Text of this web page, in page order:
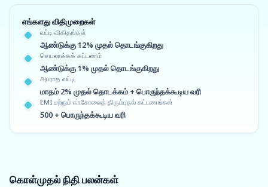
எங்களது விதிமுறைகள்
வட்டி விகிதங்கள்
ஆண்டுக்கு 12% முதல் தொடங்குகிறது
செயலாக்கக் கட்டணம்
ஆண்டுக்கு 1% முதல் தொடங்குகிறது
அபராத வட்டி
மாதம் 2% முதல் தொடக்கம் + பொருந்தக்கூடிய வரி
EMI மற்றும் காசோலைத் திரும்புதல் கட்டணங்கள்
500 + பொருந்தக்கூடிய வரி
கொள்முதல் நிதிபலன்கள்